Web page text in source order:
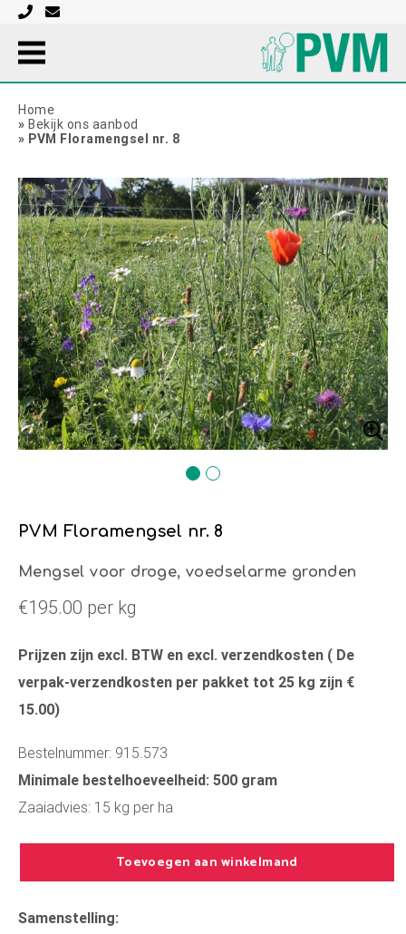
Home
» Bekijk ons aanbod
» PVM Floramengsel nr. 8
PVM Floramengsel nr. 8
Mengsel voor droge, voedselarme gronden
€195.00 per kg
Prijzen zijn excl. BTW en excl. verzendkosten ( De
verpak-verzendkosten per pakket tot 25 kg zijn €
15.00)
Bestelnummer: 915.573
Minimale bestelhoeveelheid: 500 gram
Zaaiadvies: 15 kg per ha
Toevoegen aan winkelmand
Samenstelling: